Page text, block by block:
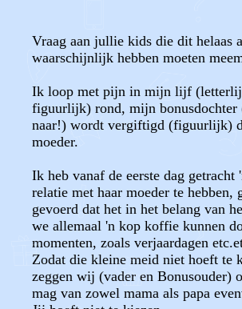
Vraag aan jullie kids die dit helaas
waarschijnlijk hebben moeten
Ik loop met pijn in mijn lijf
figuurlijk) rond, mijn
naar!) wordt vergiftigd (figuurlijk)
moeder.
Ik heb vanaf de eerste dag getracht
relatie met haar moeder te hebben,
gevoerd dat het in het belang van
we allemaal 'n kop koffie kunnen
momenten, zoals verjaardagen
Zodat die kleine meid niet hoeft te
zeggen wij (vader en Bonusouder)
mag van zowel mama als papa